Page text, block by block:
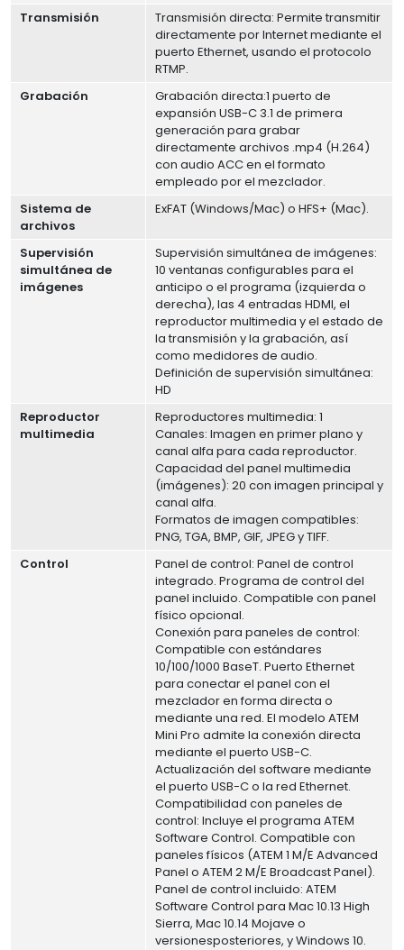
Transmisión
Transmisión directa: Permite transmitir
directamente por Internet mediante el
puerto Ethernet, usando el protocolo
RTMP.
Grabación
Grabación directa:1 puerto de
expansión USB-C 3.1 de primera
generación para grabar
directamente archivos .mp4 (H.264)
con audio ACC en el formato
empleado por el mezclador.
Sistema de
archivos
ExFAT (Windows/Mac) o HFS+ (Mac).
Supervisión
simultánea de
imágenes
Supervisión simultánea de imágenes:
10 ventanas configurables para el
anticipo o el programa (izquierda o
derecha), las 4 entradas HDMI, el
reproductor multimedia y el estado de
la transmisión y la grabación, así
como medidores de audio.
Definición de supervisión simultánea:
HD
Reproductor
multimedia
Reproductores multimedia: 1
Canales: Imagen en primer plano y
canal alfa para cada reproductor.
Capacidad del panel multimedia
(imágenes): 20 con imagen principal y
canal alfa.
Formatos de imagen compatibles:
PNG, TGA, BMP, GIF, JPEG y TIFF.
Control
Panel de control: Panel de control
integrado. Programa de control del
panel incluido. Compatible con panel
físico opcional.
Conexión para paneles de control:
Compatible con estándares
10/100/1000 BaseT. Puerto Ethernet
para conectar el panel con el
mezclador en forma directa o
mediante una red. El modelo ATEM
Mini Pro admite la conexión directa
mediante el puerto USB-C.
Actualización del software mediante
el puerto USB-C o la red Ethernet.
Compatibilidad con paneles de
control: Incluye el programa ATEM
Software Control. Compatible con
paneles físicos (ATEM 1 M/E Advanced
Panel o ATEM 2 M/E Broadcast Panel).
Panel de control incluido: ATEM
Software Control para Mac 10.13 High
Sierra, Mac 10.14 Mojave o
versionesposteriores, y Windows 10.